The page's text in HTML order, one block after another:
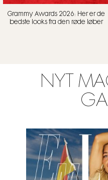
Grammy Awards 2026: Her er de
bedste looks fra den røde løber
NYT